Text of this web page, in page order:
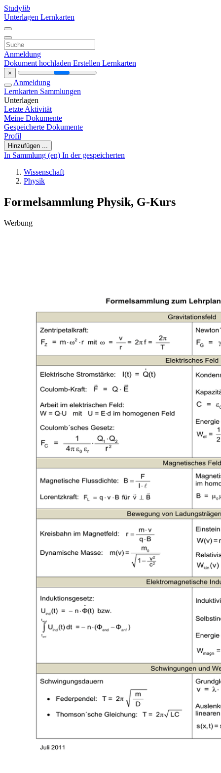
Studylib
Unterlagen Lernkarten
Anmeldung
Dokument hochladen Erstellen Lernkarten
×
Anmeldung
Lernkarten Sammlungen
Unterlagen
Letzte Aktivität
Meine Dokumente
Gespeicherte Dokumente
Profil
Hinzufügen ...
In Sammlung (en) In der gespeicherten
Wissenschaft
Physik
Formelsammlung Physik, G-Kurs
Werbung